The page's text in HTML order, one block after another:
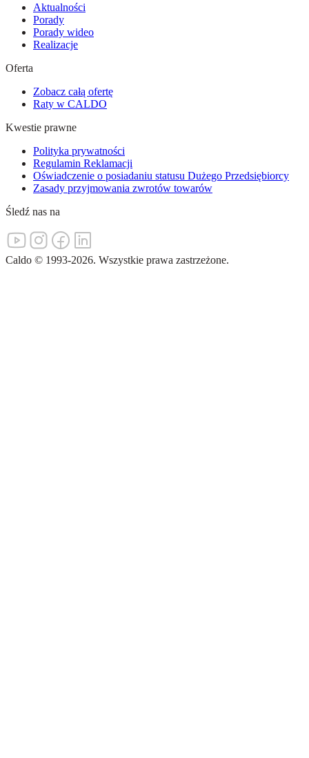
Aktualności
Porady
Porady wideo
Realizacje
Oferta
Zobacz całą ofertę
Raty w CALDO
Kwestie prawne
Polityka prywatności
Regulamin Reklamacji
Oświadczenie o posiadaniu statusu Dużego Przedsiębiorcy
Zasady przyjmowania zwrotów towarów
Śledź nas na
Caldo © 1993-2026. Wszystkie prawa zastrzeżone.